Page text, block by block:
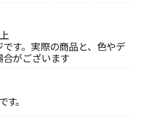
す。実際の商品と、色やデ
がございます
。